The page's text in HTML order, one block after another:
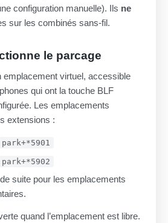
configuration manuelle). Ils ne
sur les combinés sans-fil.
le parcage
emplacement virtuel, accessible
qui ont la touche BLF
Les emplacements
extensions :
park+*5901
park+*5902
suite pour les emplacements
quand l’emplacement est libre.